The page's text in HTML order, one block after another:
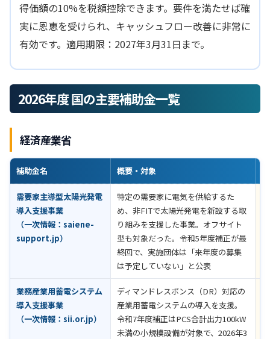
得価額の10%を税額控除できます。要件を満たせば確
実に恩恵を受けられ、キャッシュフロー改善に非常に
有効です。適用期限：2027年3月31日まで。
2026年度 国の主要補助金一覧
経済産業省
補助金名 概要・対象
需要家主導型太陽光発電
導入支援事業
（一次情報： saiene-
support.jp）
特定の需要家に電気を供給するた
め、非FITで太陽光発電を新設する取
り組みを支援した事業。オフサイト
型も対象だった。令和5年度補正が最
終回で、実施団体は「来年度の募集
は予定していない」と公表
業務産業用蓄電システム
導入支援事業
（一次情報： sii.or.jp）
ディマンドレスポンス（DR）対応の
産業用蓄電システムの導入を支援。
令和7年度補正はPCS合計出力100kW
未満の小規模設備が対象で、2026年3